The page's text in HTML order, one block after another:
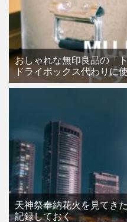
おしゃれな無印良品の「
ドライボックス代わりに
天神祭奉納花火を見てき
記録しておく